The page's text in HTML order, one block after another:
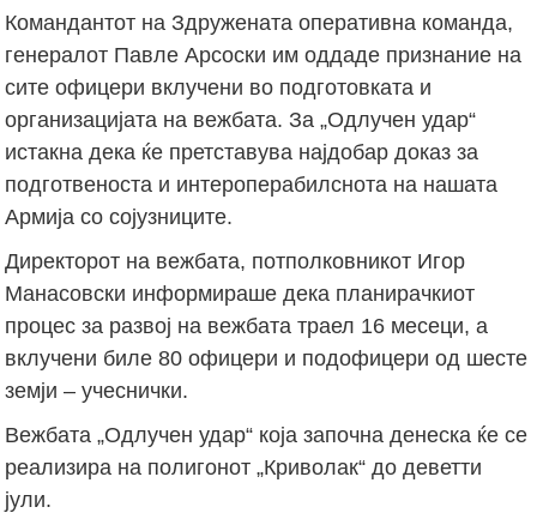
Командантот на Здружената оперативна команда,
генералот Павле Арсоски им оддаде признание на
сите офицери вклучени во подготовката и
организацијата на вежбата. За „Одлучен удар“
истакна дека ќе претставува најдобар доказ за
подготвеноста и интероперабилснота на нашата
Армија со сојузниците.
Директорот на вежбата, потполковникот Игор
Манасовски информираше дека планирачкиот
процес за развој на вежбата траел 16 месеци, а
вклучени биле 80 офицери и подофицери од шесте
земји – учеснички.
Вежбата „Одлучен удар“ која започна денеска ќе се
реализира на полигонот „Криволак“ до деветти
јули.